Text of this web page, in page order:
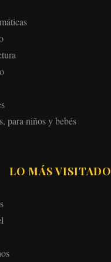
para niños y bebés
LO MÁS VISITADO